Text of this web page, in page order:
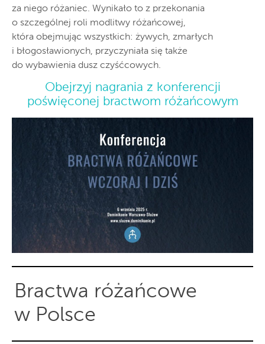
za niego różaniec. Wynikało to z przekonania
o szczególnej roli modlitwy różańcowej,
która obejmując wszystkich: żywych, zmarłych
i błogosławionych, przyczyniała się także
do wybawienia dusz czyśćcowych.
Obejrzyj nagrania z konferencji
poświęconej bractwom różańcowym
Bractwa różańcowe
w Polsce